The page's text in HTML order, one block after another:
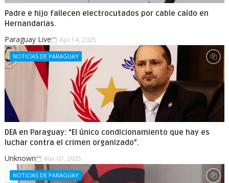
Padre e hijo fallecen electrocutados por cable caído en
Hernandarias.
Paraguay Live Apr 14, 2025
NOTICIAS DE PARAGUAY
DEA en Paraguay: “El único condicionamiento que hay es
luchar contra el crimen organizado”.
Unknown Mar 07, 2025
NOTICIAS DE PARAGUAY